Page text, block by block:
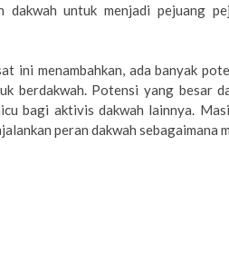
dakwah untuk menjadi pejuang
ini menambahkan, ada banyak
berdakwah. Potensi yang besar
bagi aktivis dakwah lainnya.
peran dakwah sebagaimana